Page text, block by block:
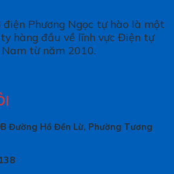
điện Phương Ngọc tự hào là một
hàng đầu về lĩnh vực Điện tự
từ năm 2010.
Đường Hồ Đền Lừ, Phường Tương